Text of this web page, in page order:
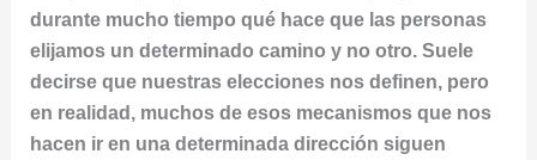
durante mucho tiempo qué hace que las personas
elijamos un determinado camino y no otro. Suele
decirse que nuestras elecciones nos definen, pero
en realidad, muchos de esos mecanismos que nos
hacen ir en una determinada dirección siguen